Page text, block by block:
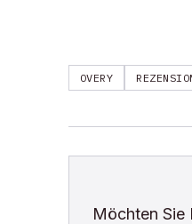
OVERY
Möchten Sie